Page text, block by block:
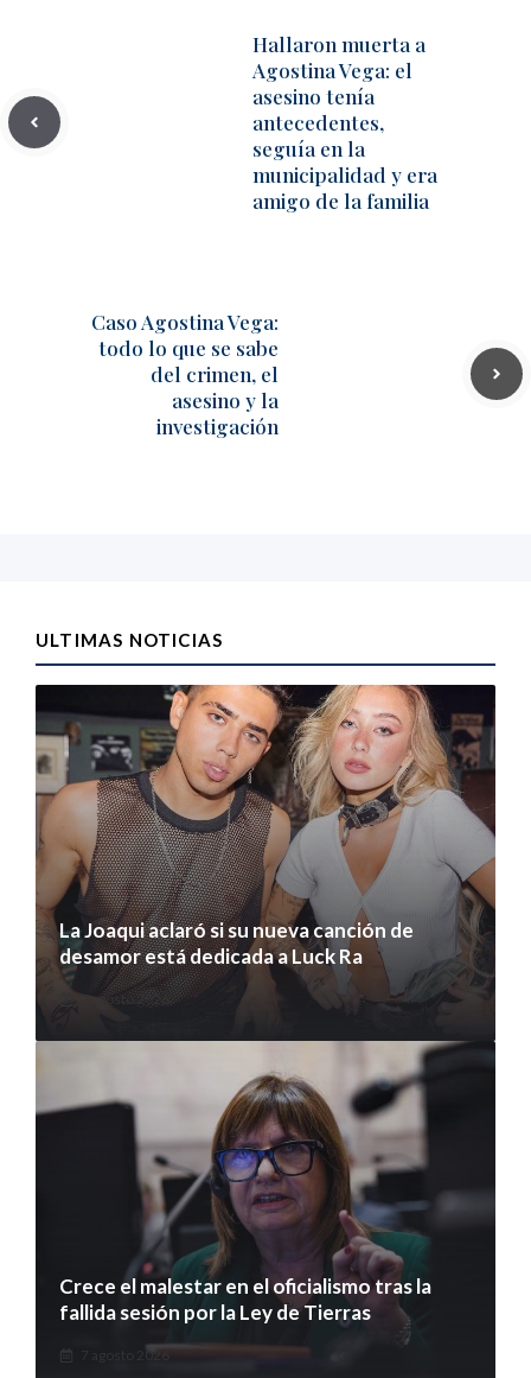
Hallaron muerta a
Agostina Vega: el
asesino tenía
antecedentes,
seguía en la
municipalidad y era
amigo de la familia
Caso Agostina Vega:
todo lo que se sabe
del crimen, el
asesino y la
investigación
ULTIMAS NOTICIAS
La Joaqui aclaró si su nueva canción de
desamor está dedicada a Luck Ra
7 agosto 2026
Crece el malestar en el oficialismo tras la
fallida sesión por la Ley de Tierras
7 agosto 2026